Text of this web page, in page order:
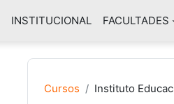
INSTITUCIONAL FACULTADES
Cursos Instituto